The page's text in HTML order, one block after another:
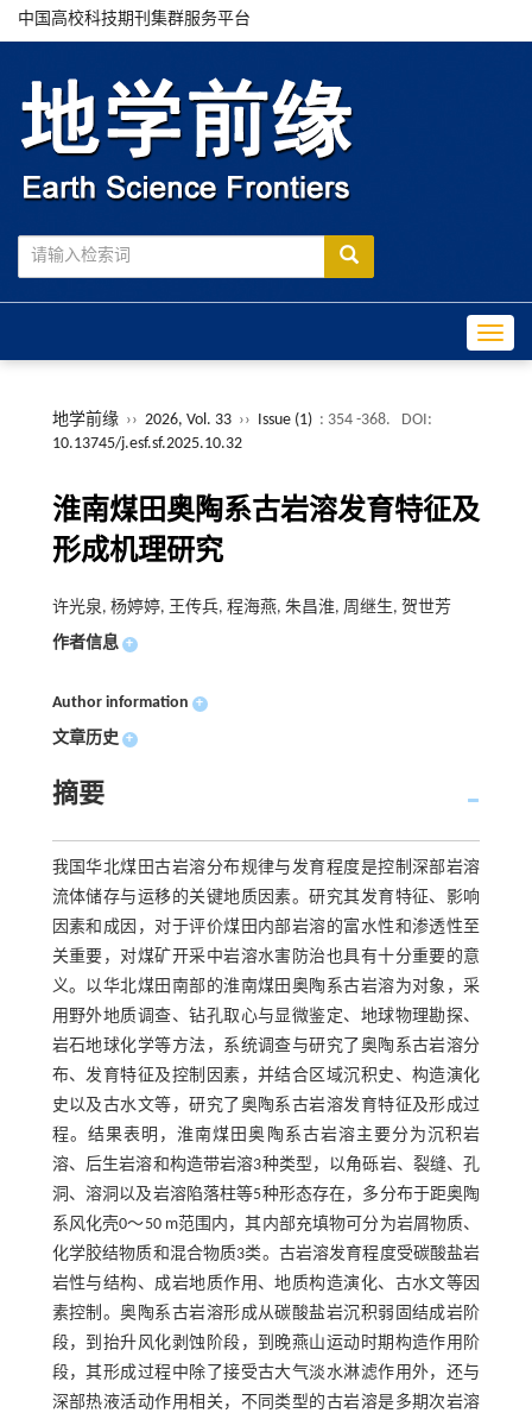
中国高校科技期刊集群服务平台
地学前缘 ›› 2026, Vol. 33 ›› Issue (1) : 354 -368.
DOI:
10.13745/j.esf.sf.2025.10.32
淮南煤田奥陶系古岩溶发育特征及
形成机理研究
许光泉, 杨婷婷, 王传兵, 程海燕, 朱昌淮, 周继生, 贺世芳
作者信息 +
Author information +
文章历史 +
摘要
我国华北煤田古岩溶分布规律与发育程度是控制深部岩溶
流体储存与运移的关键地质因素。研究其发育特征、影响
因素和成因，对于评价煤田内部岩溶的富水性和渗透性至
关重要，对煤矿开采中岩溶水害防治也具有十分重要的意
义。以华北煤田南部的淮南煤田奥陶系古岩溶为对象，采
用野外地质调查、钻孔取心与显微鉴定、地球物理勘探、
岩石地球化学等方法，系统调查与研究了奥陶系古岩溶分
布、发育特征及控制因素，并结合区域沉积史、构造演化
史以及古水文等，研究了奥陶系古岩溶发育特征及形成过
程。结果表明，淮南煤田奥陶系古岩溶主要分为沉积岩
溶、后生岩溶和构造带岩溶3种类型，以角砾岩、裂缝、孔
洞、溶洞以及岩溶陷落柱等5种形态存在，多分布于距奥陶
系风化壳0～50 m范围内，其内部充填物可分为岩屑物质、
化学胶结物质和混合物质3类。古岩溶发育程度受碳酸盐岩
岩性与结构、成岩地质作用、地质构造演化、古水文等因
素控制。奥陶系古岩溶形成从碳酸盐岩沉积弱固结成岩阶
段，到抬升风化剥蚀阶段，到晚燕山运动时期构造作用阶
段，其形成过程中除了接受古大气淡水淋滤作用外，还与
深部热液活动作用相关，不同类型的古岩溶是多期次岩溶